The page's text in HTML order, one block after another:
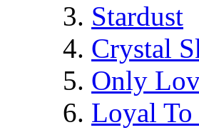
Stardust
Crystal
Only
Loyal